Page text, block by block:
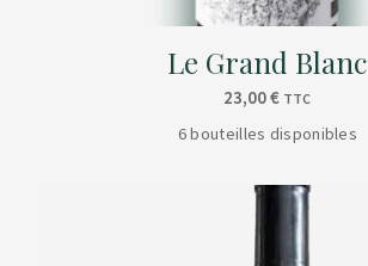
Le Grand Blanc
23,00€ TTC
6 bouteilles disponibles